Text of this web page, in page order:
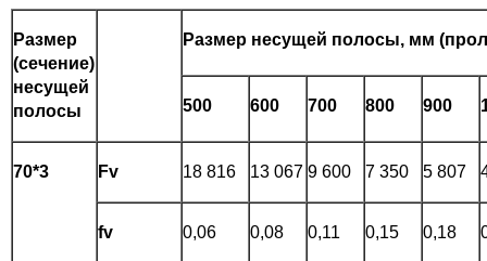
Размер
(сечение)
несущей
полосы
Размер несущей полосы, мм
500 600 700 800 900
70*3 Fv 18 816 13 067 9 600 7 350 5 807
fv 0,06 0,08 0,11 0,15 0,18